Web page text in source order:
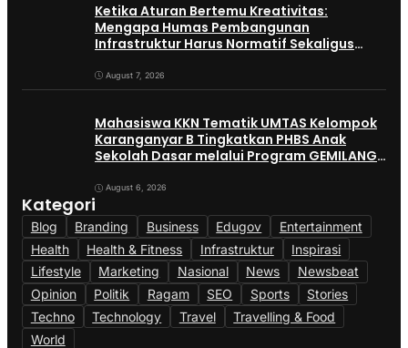
Ketika Aturan Bertemu Kreativitas:
Mengapa Humas Pembangunan
Infrastruktur Harus Normatif Sekaligus
August 7, 2026
Mahasiswa KKN Tematik UMTAS Kelompok
Karanganyar B Tingkatkan PHBS Anak
Sekolah Dasar melalui Program GEMILANG
August 6, 2026
Kategori
Blog Branding Business Edugov
Entertainment
Health
Health & Fitness Infrastruktur
Inspirasi
Lifestyle
Marketing Nasional News
Newsbeat
Opinion
Politik Ragam SEO Sports
Stories
Techno
Technology Travel
Travelling & Food
World